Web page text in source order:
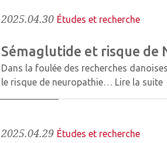
2025.04.30 Études et recherche
Sémaglutide et risque de
Dans la foulée des recherches
le risque de neuropathie… Lire la suite
2025.04.29 Études et recherche